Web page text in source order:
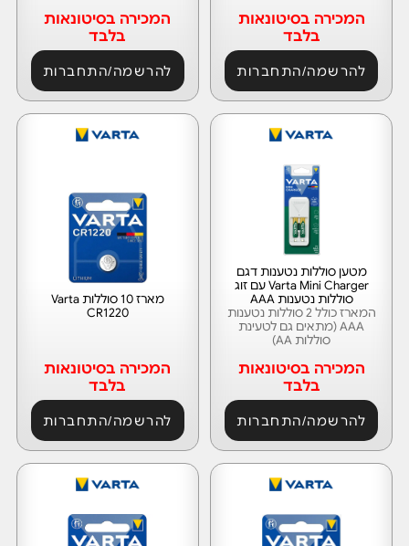
המכירה בסיטונאות
בלבד
להרשמה/התחברות
המכירה בסיטונאות
בלבד
להרשמה/התחברות
מטען סוללות נטענות דגם
Varta Mini Charger עם זוג
סוללות נטענות AAA
המארז כולל 2 סוללות נטענות
AAA (מתאים גם לטעינת
סוללות AA)
המכירה בסיטונאות
בלבד
להרשמה/התחברות
מארז 10 סוללות Varta
CR1220
המכירה בסיטונאות
בלבד
להרשמה/התחברות